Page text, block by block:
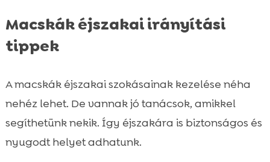
Macskák éjszakai irányítási
tippek
A macskák éjszakai szokásainak kezelése néha
nehéz lehet. De vannak jó tanácsok, amikkel
segíthetünk nekik. Így éjszakára is biztonságos és
nyugodt helyet adhatunk.